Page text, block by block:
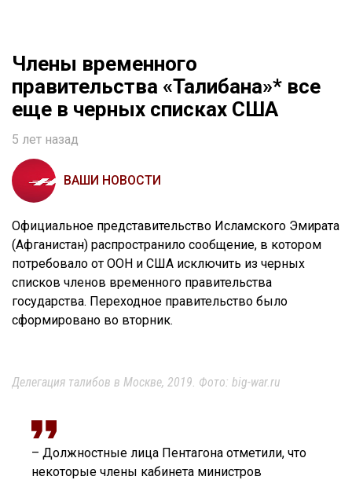
Члены временного
правительства «Талибана»* все
еще в черных списках США
5 лет назад
ВАШИ НОВОСТИ
Официальное представительство Исламского Эмирата
(Афганистан) распространило сообщение, в котором
потребовало от ООН и США исключить из черных
списков членов временного правительства
государства. Переходное правительство было
сформировано во вторник.
Делегация талибов в Москве, 2019. Фото: big-war.ru
– Должностные лица Пентагона отметили, что
некоторые члены кабинета министров